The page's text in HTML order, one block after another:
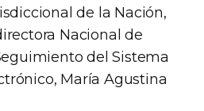
de la Nación,
Nacional de
del Sistema
María Agustina